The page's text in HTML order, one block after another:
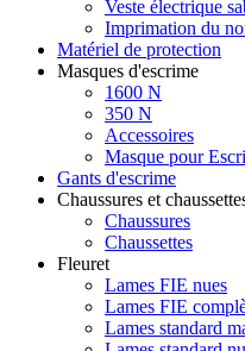
Veste électrique
Imprimation du
Matériel de protection
Masques d'escrime
1600 N
350 N
Accessoires
Masque pour
Gants d'escrime
Chaussures et
Chaussures
Chaussettes
Fleuret
Lames FIE nues
Lames FIE
Lames standard